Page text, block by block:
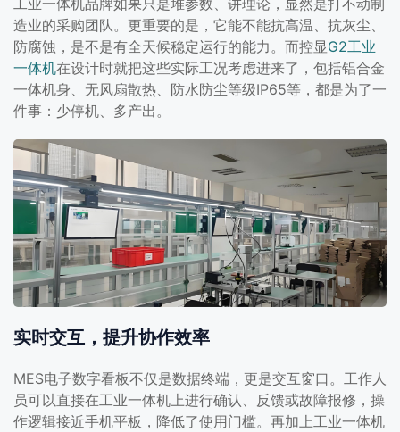
工业一体机品牌如果只是堆参数、讲理论，显然是打不动制
造业的采购团队。更重要的是，它能不能抗高温、抗灰尘、
防腐蚀，是不是有全天候稳定运行的能力。而控显G2工业
一体机在设计时就把这些实际工况考虑进来了，包括铝合金
一体机身、无风扇散热、防水防尘等级IP65等，都是为了一
件事：少停机、多产出。
实时交互，提升协作效率
MES电子数字看板不仅是数据终端，更是交互窗口。工作人
员可以直接在工业一体机上进行确认、反馈或故障报修，操
作逻辑接近手机平板，降低了使用门槛。再加上工业一体机